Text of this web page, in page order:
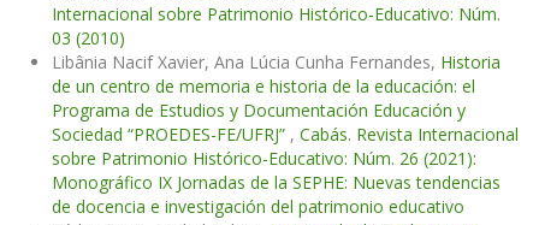
Internacional sobre Patrimonio Histórico-Educativo: Núm.
03 (2010)
Libânia Nacif Xavier, Ana Lúcia Cunha Fernandes, Historia
de un centro de memoria e historia de la educación: el
Programa de Estudios y Documentación Educación y
Sociedad “PROEDES-FE/UFRJ” , Cabás. Revista Internacional
sobre Patrimonio Histórico-Educativo: Núm. 26 (2021):
Monográfico IX Jornadas de la SEPHE: Nuevas tendencias
de docencia e investigación del patrimonio educativo